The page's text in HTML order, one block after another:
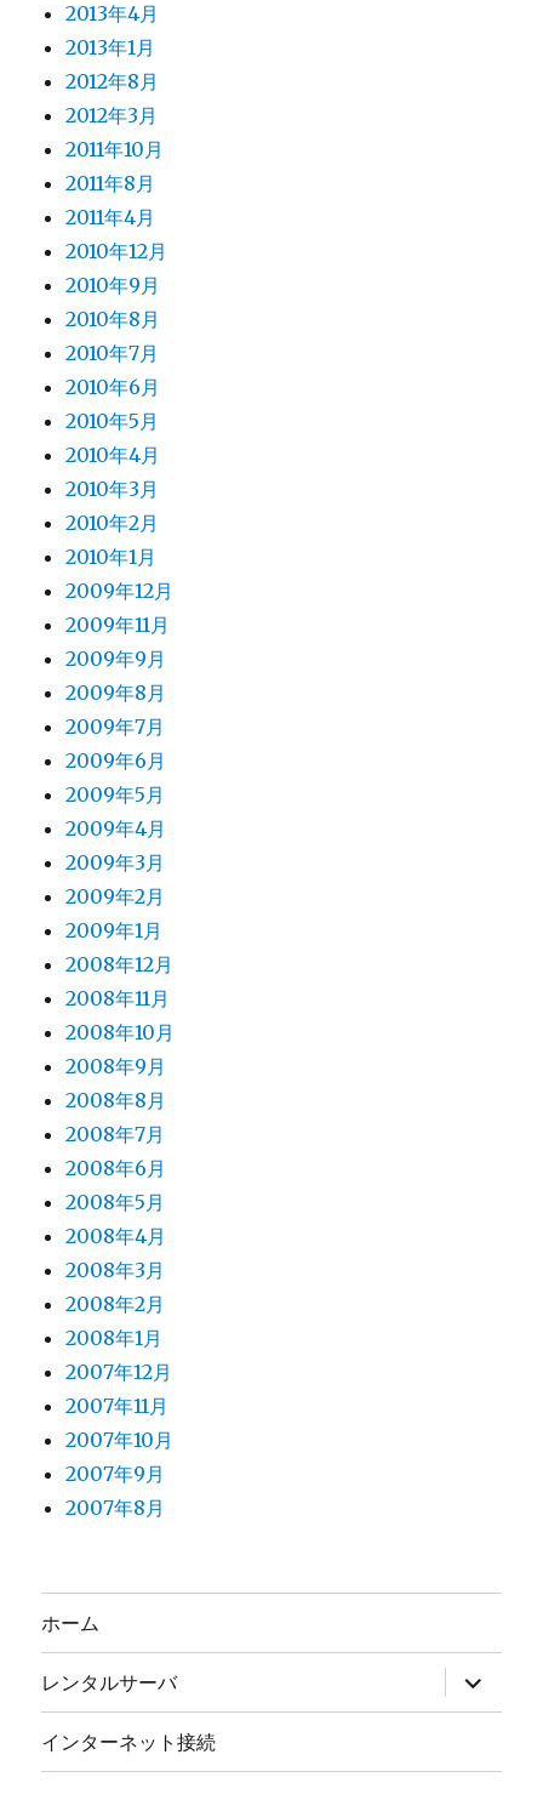
2013年4月
2013年1月
2012年8月
2012年3月
2011年10月
2011年8月
2011年4月
2010年12月
2010年9月
2010年8月
2010年7月
2010年6月
2010年5月
2010年4月
2010年3月
2010年2月
2010年1月
2009年12月
2009年11月
2009年9月
2009年8月
2009年7月
2009年6月
2009年5月
2009年4月
2009年3月
2009年2月
2009年1月
2008年12月
2008年11月
2008年10月
2008年9月
2008年8月
2008年7月
2008年6月
2008年5月
2008年4月
2008年3月
2008年2月
2008年1月
2007年12月
2007年11月
2007年10月
2007年9月
2007年8月
ホーム
レンタルサーバ
ブ
メ
ー
インターネット接続